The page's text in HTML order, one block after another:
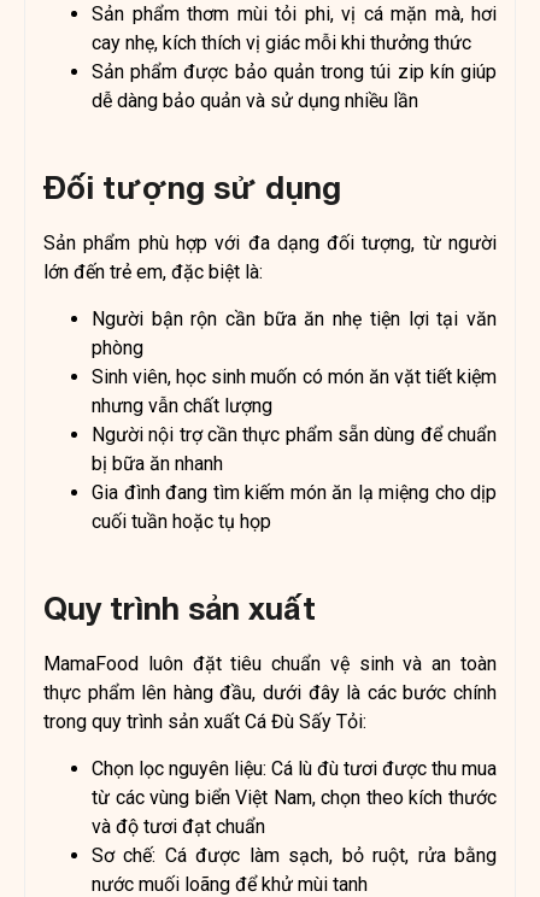
Sản phẩm thơm mùi tỏi phi, vị cá mặn mà, hơi
cay nhẹ, kích thích vị giác mỗi khi thưởng thức
Sản phẩm được bảo quản trong túi zip kín giúp
dễ dàng bảo quản và sử dụng nhiều lần
Đối tượng sử dụng
Sản phẩm phù hợp với đa dạng đối tượng, từ người
lớn đến trẻ em, đặc biệt là:
Người bận rộn cần bữa ăn nhẹ tiện lợi tại văn
phòng
Sinh viên, học sinh muốn có món ăn vặt tiết kiệm
nhưng vẫn chất lượng
Người nội trợ cần thực phẩm sẵn dùng để chuẩn
bị bữa ăn nhanh
Gia đình đang tìm kiếm món ăn lạ miệng cho dịp
cuối tuần hoặc tụ họp
Quy trình sản xuất
MamaFood luôn đặt tiêu chuẩn vệ sinh và an toàn
thực phẩm lên hàng đầu, dưới đây là các bước chính
trong quy trình sản xuất Cá Đù Sấy Tỏi:
Chọn lọc nguyên liệu: Cá lù đù tươi được thu mua
từ các vùng biển Việt Nam, chọn theo kích thước
và độ tươi đạt chuẩn
Sơ chế: Cá được làm sạch, bỏ ruột, rửa bằng
nước muối loãng để khử mùi tanh